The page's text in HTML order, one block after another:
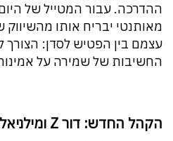
ההדרכה. עבור המטייל של
מאותנטי יבריח אותו
עצמם בין הפטיש לסדן: הצורך
החשיבות של שמירה על
הקהל החדש: דור Z ומילניאלים בטיולים